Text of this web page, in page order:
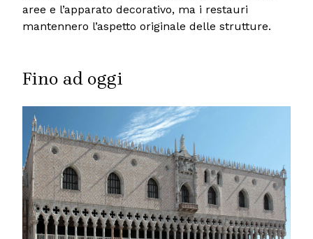
aree e l’apparato decorativo, ma i restauri
mantennero l’aspetto originale delle strutture.
Fino ad oggi